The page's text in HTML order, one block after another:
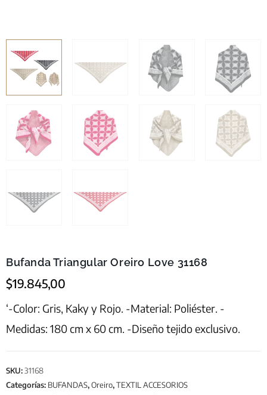
Bufanda Triangular Oreiro Love 31168
$19.845,00
‘-Color: Gris, Kaky y Rojo. -Material: Poliéster. -
Medidas: 180 cm x 60 cm. -Diseño tejido exclusivo.
SKU:31168
Categorías: BUFANDAS,Oreiro,TEXTIL ACCESORIOS